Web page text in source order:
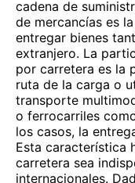
cadena de
de mercancías es
entregar bienes
extranjero. La
por carretera es la
ruta de la carga o
transporte
o ferrocarriles
los casos, la
Esta característica
carretera sea
internacionales.